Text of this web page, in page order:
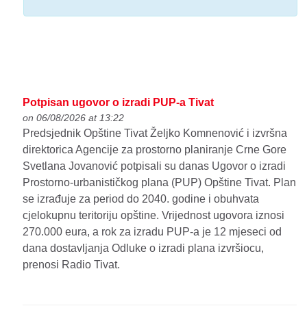
Potpisan ugovor o izradi PUP-a Tivat
on 06/08/2026 at 13:22
Predsjednik Opštine Tivat Željko Komnenović i izvršna
direktorica Agencije za prostorno planiranje Crne Gore
Svetlana Jovanović potpisali su danas Ugovor o izradi
Prostorno-urbanističkog plana (PUP) Opštine Tivat. Plan
se izrađuje za period do 2040. godine i obuhvata
cjelokupnu teritoriju opštine. Vrijednost ugovora iznosi
270.000 eura, a rok za izradu PUP-a je 12 mjeseci od
dana dostavljanja Odluke o izradi plana izvršiocu,
prenosi Radio Tivat.